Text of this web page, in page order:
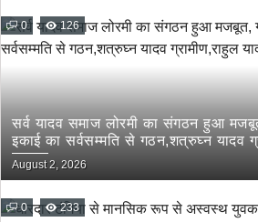
0 126
सर्व यादव समाज लोरमी का संगठन हुआ
इकाई का सर्वसम्मति से गठन,शत्रुघ्न यादव
लोरमी शहरी अध्यक्ष
August 2, 2026
0 233